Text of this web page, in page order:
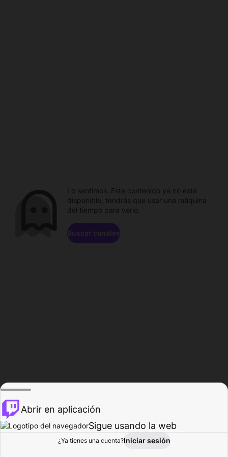
Explorar Actividad
Lo sentimos. Este contenido ya no está
disponible, tendrás que usar una máquina
del tiempo para verlo.
Buscar canales
Abrir en aplicación
Sigue usando la web
¿Ya tienes una cuenta?Iniciar sesión